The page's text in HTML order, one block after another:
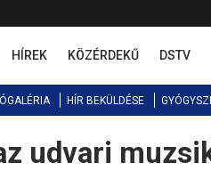
HÍREK KÖZÉRDEKŰ DSTV
HÍR BEKÜLDÉSE
udvari